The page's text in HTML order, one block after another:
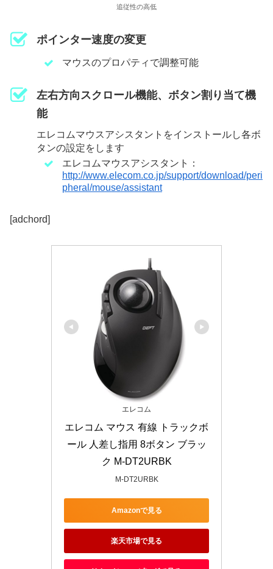
追従性の高低
ポインター速度の変更
マウスのプロパティで調整可能
左右方向スクロール機能、ボタン割り当て機
能
エレコムマウスアシスタントをインストールし各ボ
タンの設定をします
エレコムマウスアシスタント：
http://www.elecom.co.jp/support/download/peri
pheral/mouse/assistant
[adchord]
エレコム
エレコム マウス 有線 トラックボ
ール 人差し指用 8ボタン ブラッ
ク M-DT2URBK
M-DT2URBK
Amazonで見る
楽天市場で見る